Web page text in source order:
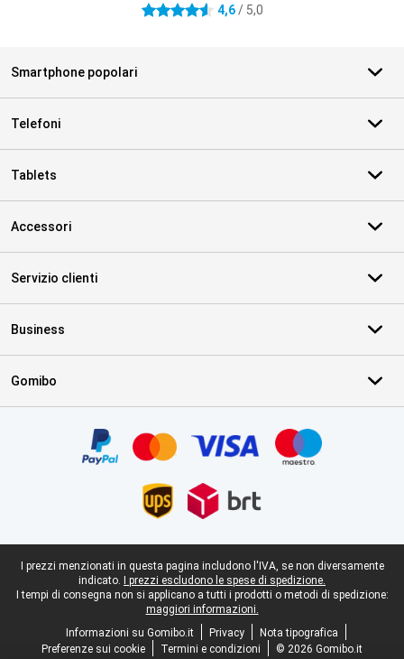
4.6 stelle 4,6/ 5,0
Smartphone popolari
Telefoni
Tablets
Accessori
Servizio clienti
Business
Gomibo
Piè di pagina legale
I prezzi menzionati in questa pagina includono l'IVA, se non diversamente
indicato.
I prezzi escludono le spese di spedizione.
I tempi di consegna non si applicano a tutti i prodotti o metodi di spedizione:
maggiori informazioni.
Informazioni su Gomibo.it
Privacy
Nota tipografica
Preferenze sui cookie
Termini e condizioni © 2026 Gomibo.it